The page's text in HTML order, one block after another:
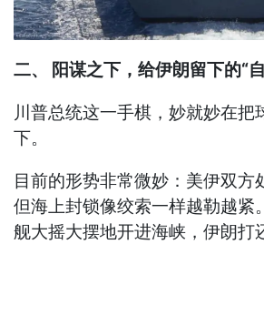
二、 阳谋之下，给伊朗留下的“
川普总统这一手棋，妙就妙在把
下。
目前的形势非常微妙：美伊双方
但海上封锁像绞索一样越勒越紧
舰大摇大摆地开进海峡，伊朗打